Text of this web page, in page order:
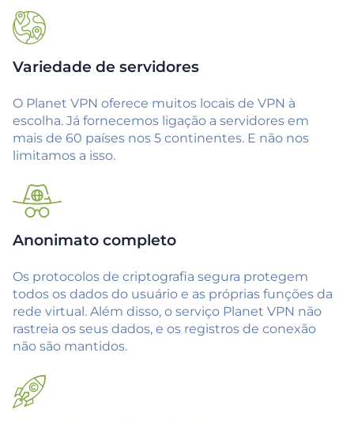
Variedade de servidores
O Planet VPN oferece muitos locais de VPN à
escolha. Já fornecemos ligação a servidores em
mais de 60 países nos 5 continentes. E não nos
limitamos a isso.
Anonimato completo
Os protocolos de criptografia segura protegem
todos os dados do usuário e as próprias funções da
rede virtual. Além disso, o serviço Planet VPN não
rastreia os seus dados, e os registros de conexão
não são mantidos.